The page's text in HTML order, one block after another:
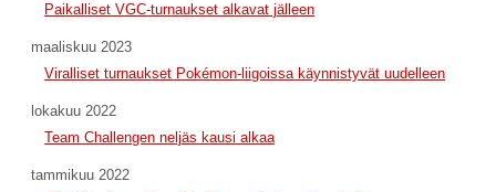
Paikalliset VGC-turnaukset alkavat jälleen
maaliskuu 2023
Viralliset turnaukset Pokémon-liigoissa käynnistyvät uudelleen
lokakuu 2022
Team Challengen neljäs kausi alkaa
tammikuu 2022